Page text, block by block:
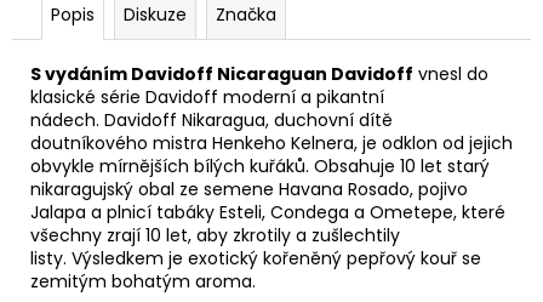
Popis Diskuze Značka
S vydáním Davidoff Nicaraguan Davidoff vnesl do
klasické série Davidoff moderní a pikantní
nádech. Davidoff Nikaragua, duchovní dítě
doutníkového mistra Henkeho Kelnera, je odklon od jejich
obvykle mírnějších bílých kuřáků. Obsahuje 10 let starý
nikaragujský obal ze semene Havana Rosado, pojivo
Jalapa a plnicí tabáky Esteli, Condega a Ometepe, které
všechny zrají 10 let, aby zkrotily a zušlechtily
listy. Výsledkem je exotický kořeněný pepřový kouř se
zemitým bohatým aroma.
m
DAVIDOFF
ESCURIO
PETIT
ROBUSTO
4
´S
TT
´U